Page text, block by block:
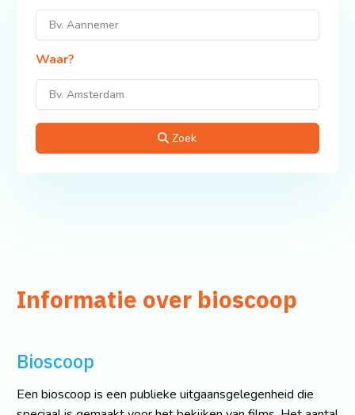
Waar?
Zoek
Informatie over bioscoop
Bioscoop
Een bioscoop is een publieke uitgaansgelegenheid die